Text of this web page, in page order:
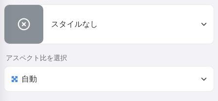
スタイルなし
アスペクト比を選択